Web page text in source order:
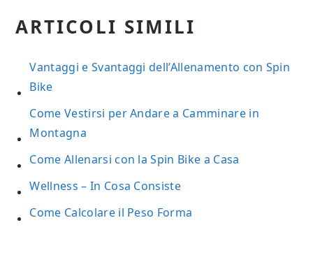
ARTICOLI SIMILI
Vantaggi e Svantaggi dell’Allenamento con Spin
Bike
Come Vestirsi per Andare a Camminare in
Montagna
Come Allenarsi con la Spin Bike a Casa
Wellness – In Cosa Consiste
Come Calcolare il Peso Forma